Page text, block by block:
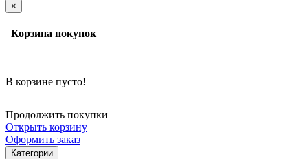
×
Корзина покупок
В корзине пусто!
Продолжить покупки
Открыть корзину
Оформить заказ
Категории